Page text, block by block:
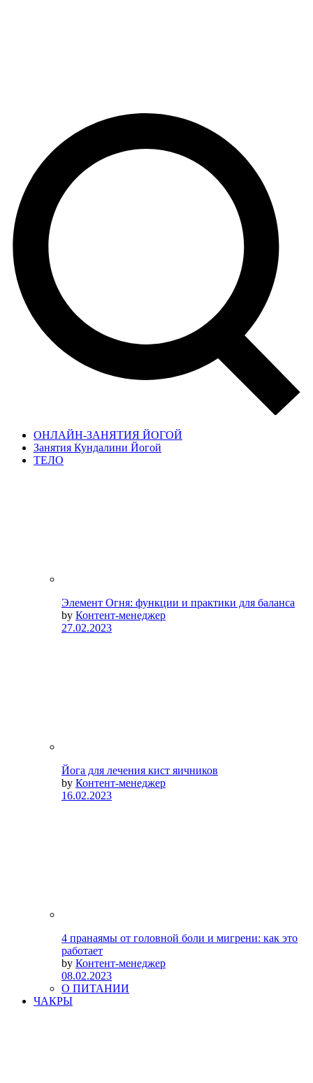
ОНЛАЙН-ЗАНЯТИЯ ЙОГОЙ
Занятия Кундалини Йогой
ТЕЛО
Элемент Огня: функции и практики для баланса
by Контент-менеджер
27.02.2023
Йога для лечения кист яичников
by Контент-менеджер
16.02.2023
4 пранаямы от головной боли и мигрени: как это
работает
by Контент-менеджер
08.02.2023
О ПИТАНИИ
ЧАКРЫ